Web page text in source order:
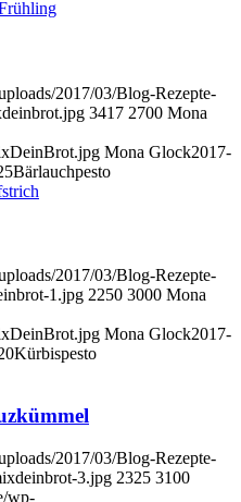
2017/03/Blog-Rezepte-
3417 2700 Mona
Mona Glock2017-
Bärlauchpesto
2017/03/Blog-Rezepte-
1.jpg 2250 3000 Mona
Mona Glock2017-
Kürbispesto
2017/03/Blog-Rezepte-
3.jpg 2325 3100
wp-